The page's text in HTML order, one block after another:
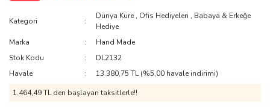
Kategori
Dünya Küre , Ofis Hediyeleri , Babaya & Erkeğe
Hediye
Marka
Hand Made
Stok Kodu
DL2132
Havale
13.380,75 TL (%5,00 havale indirimi)
1.464,49 TL den başlayan taksitlerle!!